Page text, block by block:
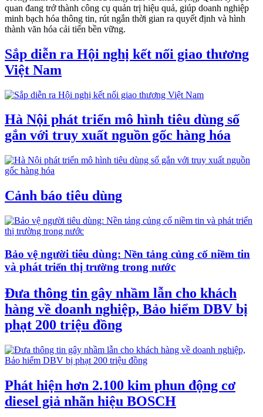
quan đang trở thành công cụ quản trị hiệu quả, giúp doanh nghiệp
minh bạch hóa thông tin, rút ngắn thời gian ra quyết định và hình
thành văn hóa cải tiến bền vững.
Sắp diễn ra Hội nghị kết nối giao thương
Việt Nam
Hà Nội phát triển mô hình tiêu dùng số
gắn với truy xuất nguồn gốc hàng hóa
Cảnh báo tiêu dùng
Bảo vệ người tiêu dùng: Nền tảng củng cố niềm tin
và phát triển thị trường trong nước
Đưa thông tin gây nhầm lẫn cho khách
hàng về doanh nghiệp, Bảo hiểm DBV bị
phạt 200 triệu đồng
Phát hiện hơn 2.100 kim phun động cơ
diesel giả nhãn hiệu BOSCH